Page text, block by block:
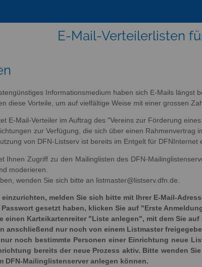
E-Mail-Verteilerlisten
Informationsmedium haben sich E-Mails längst
diese Vorteile, um auf vielfältige Weise mit einer grossen
E-Mail-Verteiler im Auftrag des "Vereins zur Förderung
zur Verfügung, die sich über einen
von DFN-Listserv ist bereits im Entgelt für DFNInternet
Ihnen Zugriff zu den Mailinglisten des DFN-
moderieren.
wenden Sie sich bitte an listmaster@listserv.dfn.de.
einzurichten, melden Sie sich bitte mit Ihrer E-Mail-
Passwort gesetzt haben, klicken Sie auf "Erste
einen Karteikartenreiter "Liste anlegen", mit dem Sie
anschließend nur noch von einem Listmaster
noch bestimmte Personen einer Einrichtung neue
bereits der neue Prozess aktiv. Bitte wenden
DFN-Mailinglistenserver anlegen können.